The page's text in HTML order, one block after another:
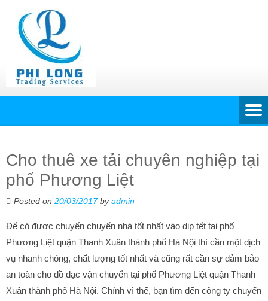
Cho thuê xe tải chuyên nghiệp tại
phố Phương Liệt
Posted on 20/03/2017byadmin
Để có được chuyến chuyển nhà tốt nhất vào dịp tết tại phố
Phương Liệt quận Thanh Xuân thành phố Hà Nội thì cần một dịch
vụ nhanh chóng, chất lượng tốt nhất và cũng rất cần sự đảm bảo
an toàn cho đồ đạc vận chuyển tại phố Phương Liệt quận Thanh
Xuân thành phố Hà Nội. Chính vì thế, bạn tìm đến công ty chuyển